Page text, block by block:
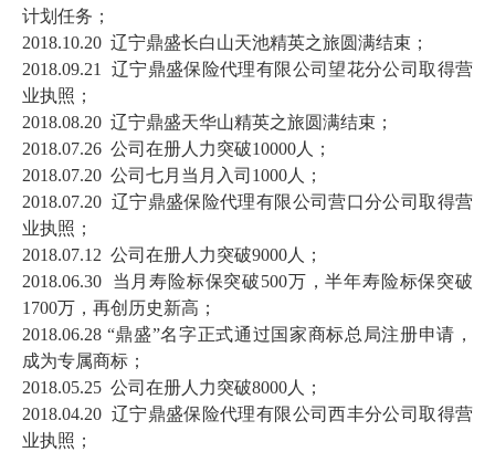
计划任务；
2018.10.20 辽宁鼎盛长白山天池精英之旅圆满结束；
2018.09.21 辽宁鼎盛保险代理有限公司望花分公司取得营
业执照；
2018.08.20 辽宁鼎盛天华山精英之旅圆满结束；
2018.07.26 公司在册人力突破10000人；
2018.07.20 公司七月当月入司1000人；
2018.07.20 辽宁鼎盛保险代理有限公司营口分公司取得营
业执照；
2018.07.12 公司在册人力突破9000人；
2018.06.30 当月寿险标保突破500万，半年寿险标保突破
1700万，再创历史新高；
2018.06.28 “鼎盛”名字正式通过国家商标总局注册申请，
成为专属商标；
2018.05.25 公司在册人力突破8000人；
2018.04.20 辽宁鼎盛保险代理有限公司西丰分公司取得营
业执照；